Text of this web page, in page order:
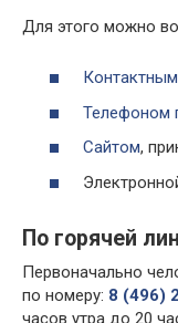
Для этого можно
Телефоном
Сайтом,
По горячей
Первоначально
по номеру: 8 (496)
часов утра до 20